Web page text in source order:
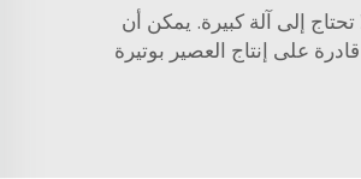
إلى آلة كبيرة. يمكن أن
على إنتاج العصير بوتيرة